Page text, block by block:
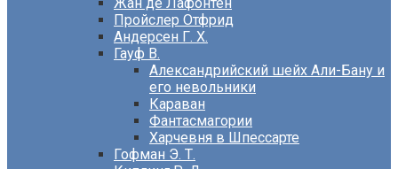
Пройслер Отфрид
Андерсен Г. Х.
Гауф В.
Александрийский шейх Али-Бану и
его невольники
Караван
Фантасмагории
Харчевня в Шпессарте
Гофман Э. Т.